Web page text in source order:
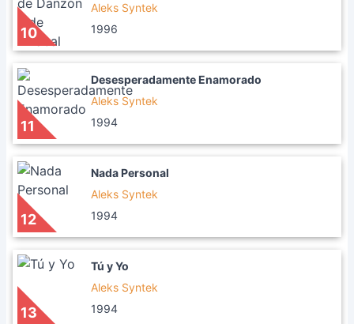
10
Aleks Syntek
1996
11
Desesperadamente Enamorado
Aleks Syntek
1994
12
Nada Personal
Aleks Syntek
1994
13
Tú y Yo
Aleks Syntek
1994